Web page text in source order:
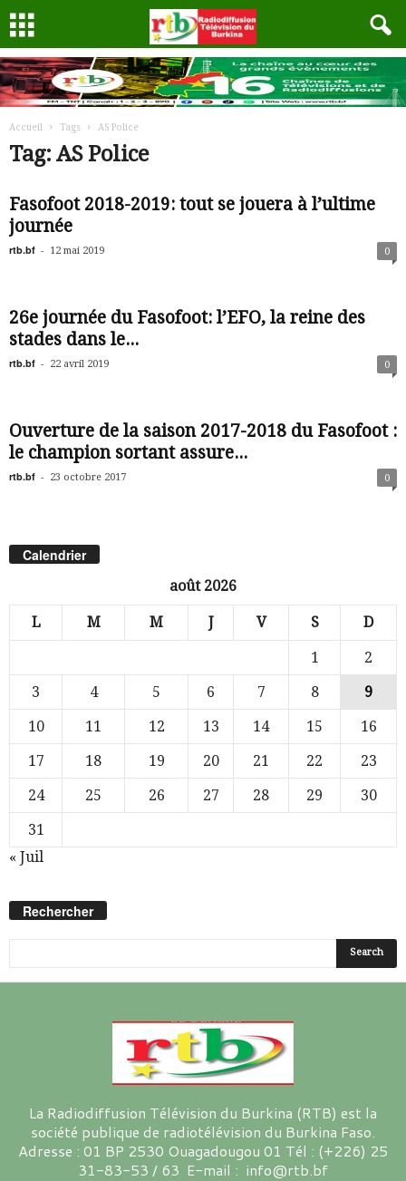
Accueil Tags AS Police
Tag: AS Police
Fasofoot 2018-2019: tout se jouera à l’ultime
journée
rtb.bf - 12 mai 2019 0
26e journée du Fasofoot: l’EFO, la reine des
stades dans le...
rtb.bf - 22 avril 2019 0
Ouverture de la saison 2017-2018 du Fasofoot :
le champion sortant assure...
rtb.bf - 23 octobre 2017 0
Calendrier
août 2026
L M M J V S D
1
2
3
4 5 6 7 8
9
10
11 12 13 14 15
16
17
18 19 20 21 22
23
24
25 26 27 28 29
30
31
« Juil
Rechercher
La Radiodiffusion Télévision du Burkina (RTB) est la
société publique de radiotélévision du Burkina Faso.
Adresse : 01 BP 2530 Ouagadougou 01 Tél : (+226) 25
31-83-53 / 63 E-mail : info@rtb.bf